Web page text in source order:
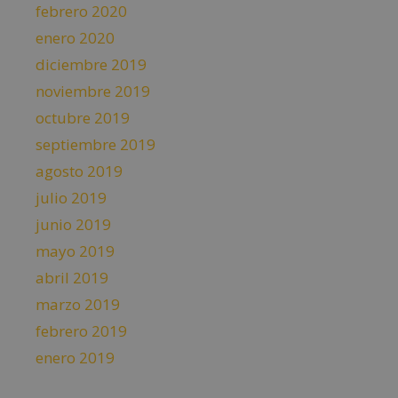
febrero 2020
enero 2020
diciembre 2019
noviembre 2019
octubre 2019
septiembre 2019
agosto 2019
julio 2019
junio 2019
mayo 2019
abril 2019
marzo 2019
febrero 2019
enero 2019